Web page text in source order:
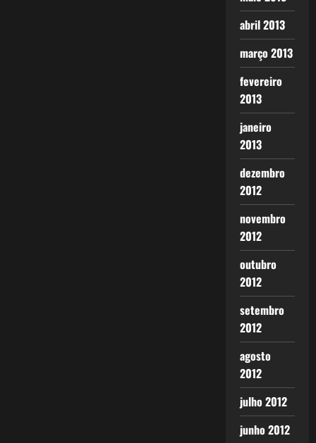
abril 2013
março 2013
fevereiro
2013
janeiro
2013
dezembro
2012
novembro
2012
outubro
2012
setembro
2012
agosto
2012
julho 2012
junho 2012